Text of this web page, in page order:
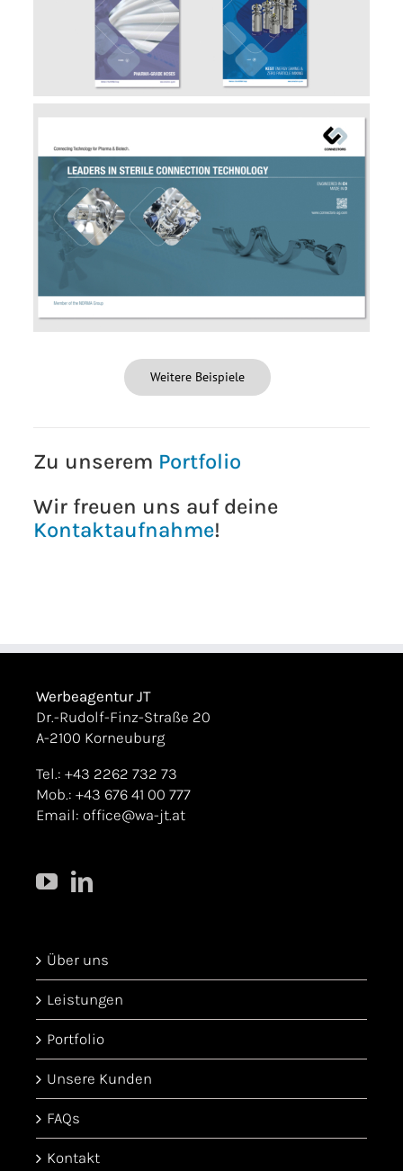
Weitere Beispiele
Zu unserem Portfolio
Wir freuen uns auf deine
Kontaktaufnahme!
Werbeagentur JT
Dr.-Rudolf-Finz-Straße 20
A-2100 Korneuburg
Tel.: +43 2262 732 73
Mob.: +43 676 41 00 777
Email: office@wa-jt.at
Über uns
Leistungen
Portfolio
Unsere Kunden
FAQs
Kontakt